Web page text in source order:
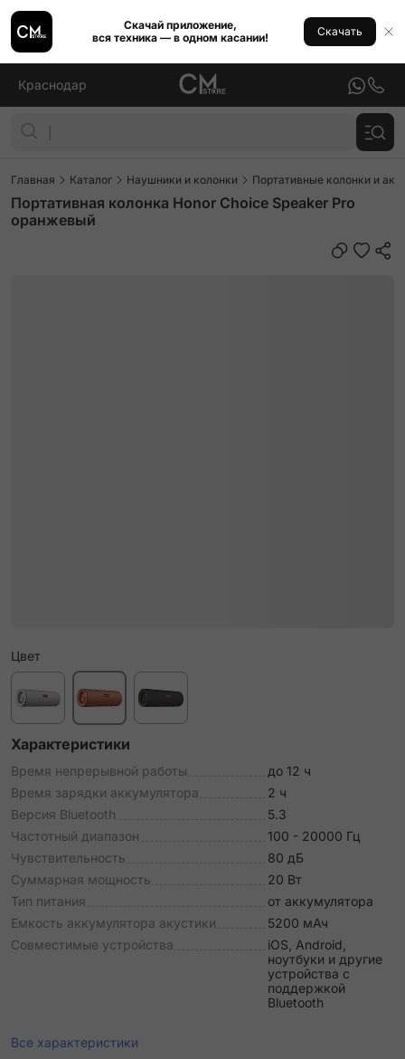
Скачай приложение,
вся техника — в одном касании!
Скачать
Краснодар
Главная Каталог Наушники и колонки Портативные колонки и
Портативная колонка Honor Choice Speaker Pro
оранжевый
Цвет
Характеристики
Время непрерывной работы
до 12 ч
Время зарядки аккумулятора
2 ч
Версия Bluetooth
5.3
Частотный диапазон
100 - 20000 Гц
Чувствительность
80 дБ
Суммарная мощность
20 Вт
Тип питания
от аккумулятора
Емкость аккумулятора акустики
5200 мАч
Совместимые устройства
iOS, Android,
ноутбуки и другие
устройства с
поддержкой
Bluetooth
Все характеристики